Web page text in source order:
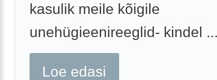
kasulik meile kõigile
unehügieenireeglid- kindel
Loe edasi